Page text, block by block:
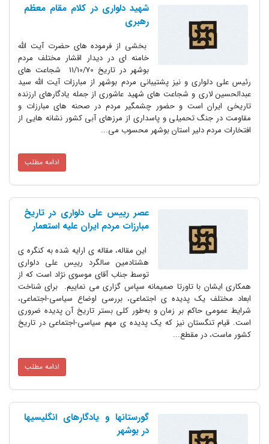
شهید دلواری در کلام مقام معظم
رهبری
بخشی از فرموده های حضرت آیت الله
خامنه ای در دیدار اقشار مختلف مردم
بوشهر در تاریخ 11/10/70 شجاعت های
رئیس علی دلواری و نیز پشتیبانی مردم بوشهر از مبارزات آیت الله سید
عبدالحسین لاری و شجاعت های شهید عاشوری از جمله یادگارهای ارزنده
تاریخی ایران است و حضور چشمگیر مردم در صحنه های مبارزات و
مقاومت در جنگ تحمیلی و پاسداری از مرزهای آبی کشور نشانه هایی از
افتخارات مردم دلیر استان بوشهر محسوب می...
ادامه مطلب
عصر رییس علی دلواری در تاریخ
مبارزات مردم ایران علیه استعمار
این مقاله، مقاله ی ارایه شده به کنگره ی
هشتادمین سالگرد رییس علی دلواری‌
توسط جناب آقای موسوی نژاد است که از
همکاری ایشان با تاورتا صمیمانه سپاس گزاری می نماییم. برای شناخت
ابعاد مختلف یک پدیده ی اجتماعی، بررسی‌ اوضاع سیاسی-اجتماعی،
شرایط عمومی حاکم بر زمان‌ و به‌طور کلی بستر تاریخ آن پدیده ضروری
است. قیام تنگستان نیز که یک پدیده ی مهم سیاسی-اجتماعی‌ در تاریخ
کشور ماست، در مقطع...
ادامه مطلب
گورستانها و یادگارهای انگلیسیها
در بوشهر